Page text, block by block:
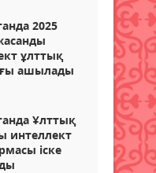
2025
ұлттық
ашылады
Ұлттық
интеллект
іске